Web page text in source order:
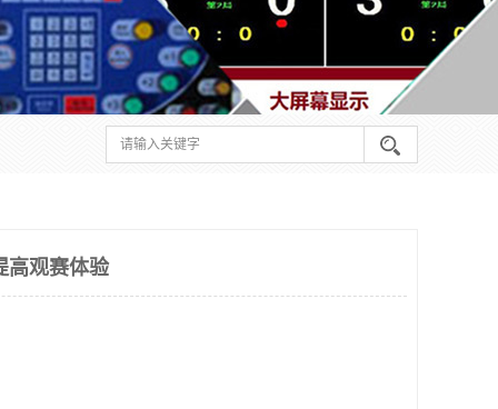
高观赛体验